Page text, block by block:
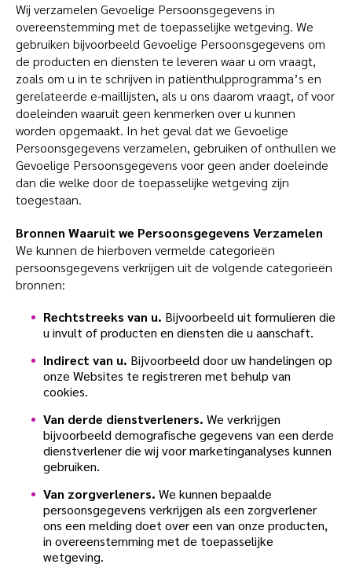
Wij verzamelen Gevoelige Persoonsgegevens in
overeenstemming met de toepasselijke wetgeving. We
gebruiken bijvoorbeeld Gevoelige Persoonsgegevens om
de producten en diensten te leveren waar u om vraagt,
zoals om u in te schrijven in patiënthulpprogramma’s en
gerelateerde e-maillijsten, als u ons daarom vraagt, of voor
doeleinden waaruit geen kenmerken over u kunnen
worden opgemaakt. In het geval dat we Gevoelige
Persoonsgegevens verzamelen, gebruiken of onthullen we
Gevoelige Persoonsgegevens voor geen ander doeleinde
dan die welke door de toepasselijke wetgeving zijn
toegestaan.
Bronnen Waaruit we Persoonsgegevens Verzamelen
We kunnen de hierboven vermelde categorieën
persoonsgegevens verkrijgen uit de volgende categorieën
bronnen:
Rechtstreeks van u. Bijvoorbeeld uit formulieren die
u invult of producten en diensten die u aanschaft.
Indirect van u. Bijvoorbeeld door uw handelingen op
onze Websites te registreren met behulp van
cookies.
Van derde dienstverleners. We verkrijgen
bijvoorbeeld demografische gegevens van een derde
dienstverlener die wij voor marketinganalyses kunnen
gebruiken.
Van zorgverleners. We kunnen bepaalde
persoonsgegevens verkrijgen als een zorgverlener
ons een melding doet over een van onze producten,
in overeenstemming met de toepasselijke
wetgeving.